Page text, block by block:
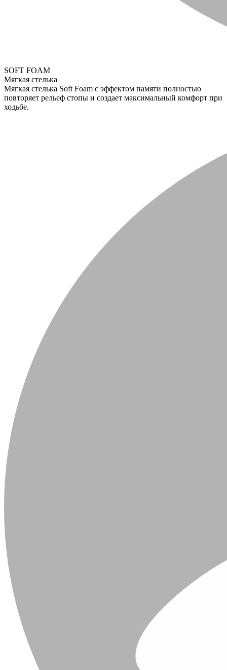
SOFT FOAM
Мягкая стелька
Мягкая стелька Soft Foam с эффектом памяти полностью
повторяет рельеф стопы и создает максимальный комфорт при
ходьбе.